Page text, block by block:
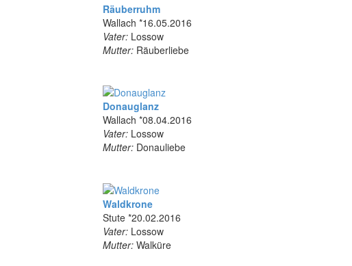
Räuberruhm
Wallach *16.05.2016
Vater:Lossow
Mutter:Räuberliebe
Donauglanz
Wallach *08.04.2016
Vater:Lossow
Mutter:Donauliebe
Waldkrone
Stute *20.02.2016
Vater:Lossow
Mutter:Walküre